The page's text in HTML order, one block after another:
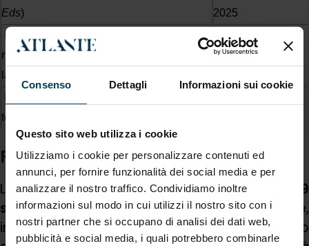
Consenso Dettagli Informazioni sui cookie
Questo sito web utilizza i cookie
Utilizziamo i cookie per personalizzare contenuti ed
annunci, per fornire funzionalità dei social media e per
analizzare il nostro traffico. Condividiamo inoltre
informazioni sul modo in cui utilizzi il nostro sito con i
nostri partner che si occupano di analisi dei dati web,
pubblicità e social media, i quali potrebbero combinarle
Eds)
2025
Pubblicazione delle bozze (
ricezione e analisi dei commenti (inclusa
la consultazione pubblica)
Agosto –
settembre 2025
tecnico alla Commissione europea
Novembre 2025
Prospettive e prossimi step
La consultazione resterà aperta fino al
29
settembre 2025e coinvolgerà imprese,
investitori, revisori e autorità di vigilanza. Solo